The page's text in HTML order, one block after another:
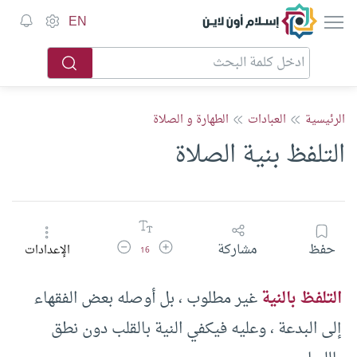
إسلام أون لاين EN
الرئيسية العبادات الطهارة و الصلاة
التلفظ بنية الصلاة
حفظ مشاركة زيادة حجم الخط
16 تقليل حجم الخطالإعدادات
التلفظ بالنيةغير مطلوب ، بل أوصله بعض الفقهاء
إلى البدعة ، وعليه فيكفي النية بالقلب دون نطق